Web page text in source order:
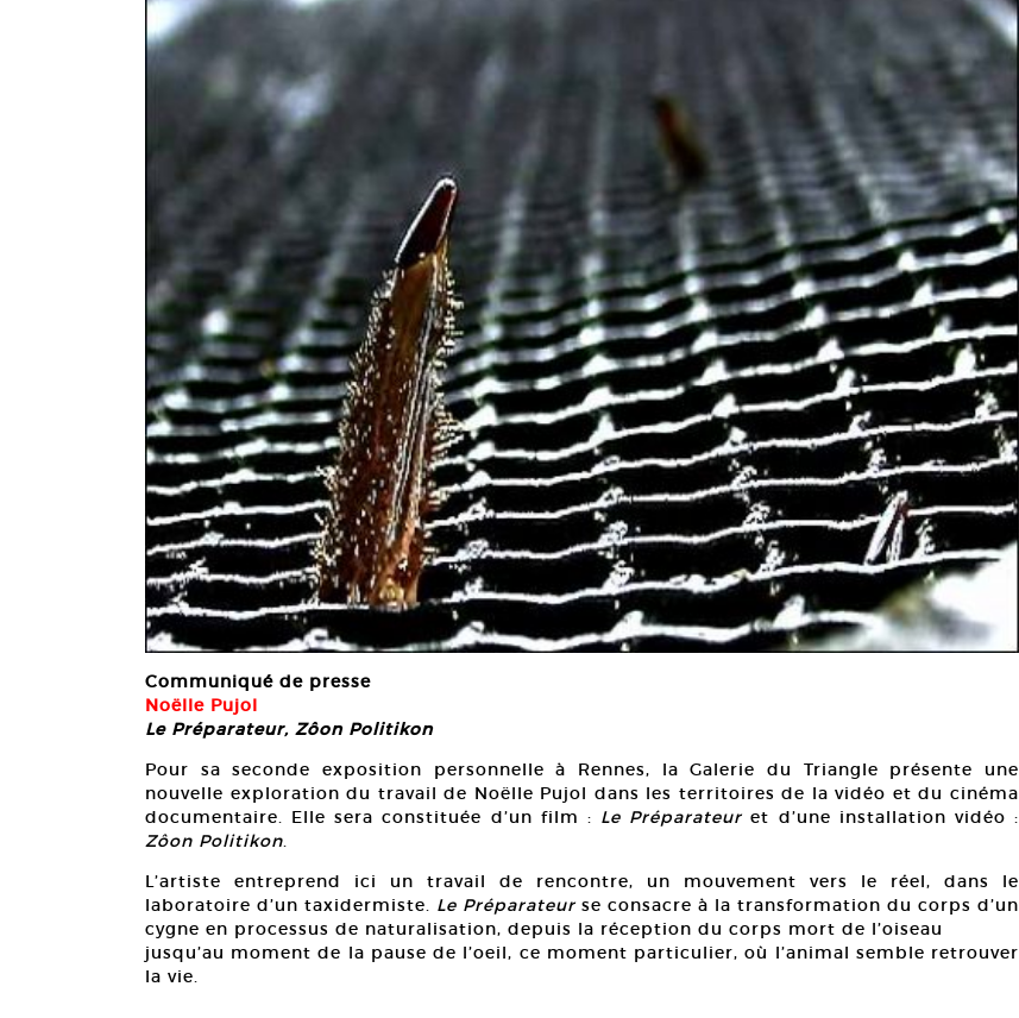
Communiqué de presse
Noëlle Pujol
Le Préparateur, Zôon Politikon
Pour sa seconde exposition personnelle à Rennes, la Galerie du Triangle présente une
nouvelle exploration du travail de Noëlle Pujol dans les territoires de la vidéo et du cinéma
documentaire. Elle sera constituée d’un film : Le Préparateur et d’une installation vidéo :
Zôon Politikon.
L’artiste entreprend ici un travail de rencontre, un mouvement vers le réel, dans le
laboratoire d’un taxidermiste. Le Préparateur se consacre à la transformation du corps d’un
cygne en processus de naturalisation, depuis la réception du corps mort de l’oiseau
jusqu’au moment de la pause de l’oeil, ce moment particulier, où l’animal semble retrouver
la vie.